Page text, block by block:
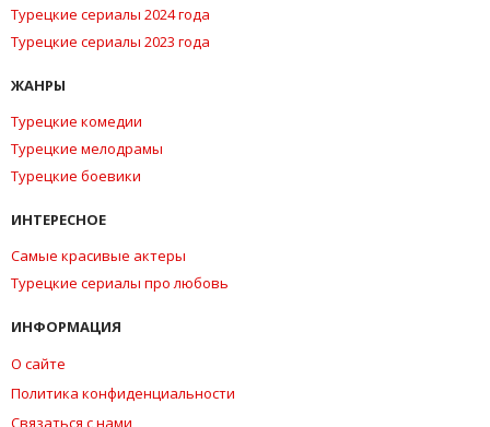
Турецкие сериалы 2024 года
Турецкие сериалы 2023 года
ЖАНРЫ
Турецкие комедии
Турецкие мелодрамы
Турецкие боевики
ИНТЕРЕСНОЕ
Самые красивые актеры
Турецкие сериалы про любовь
ИНФОРМАЦИЯ
О сайте
Политика конфиденциальности
Связаться с нами